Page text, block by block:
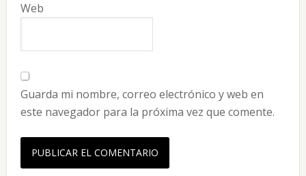
Web
Guarda mi nombre, correo electrónico y web en
este navegador para la próxima vez que comente.